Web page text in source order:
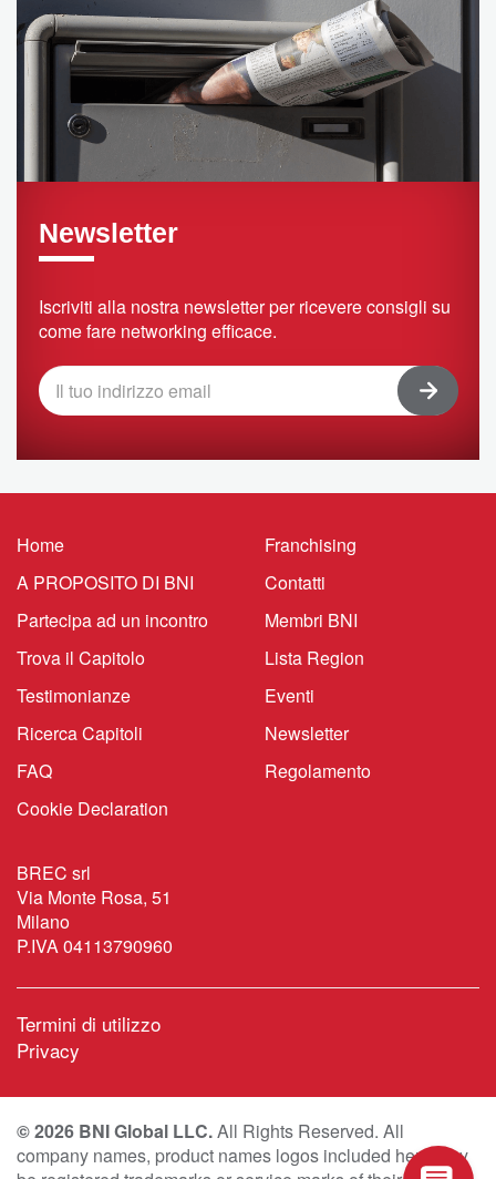
Newsletter
Iscriviti alla nostra newsletter per ricevere consigli su
come fare networking efficace.
Home
A PROPOSITO DI BNI
Partecipa ad un incontro
Trova il Capitolo
Testimonianze
Ricerca Capitoli
FAQ
Cookie Declaration
Franchising
Contatti
Membri BNI
Lista Region
Eventi
Newsletter
Regolamento
BREC srl
Via Monte Rosa, 51
Milano
P.IVA 04113790960
Termini di utilizzo
Privacy
© 2026 BNI Global LLC.All Rights Reserved. All
company names, product names logos included here may